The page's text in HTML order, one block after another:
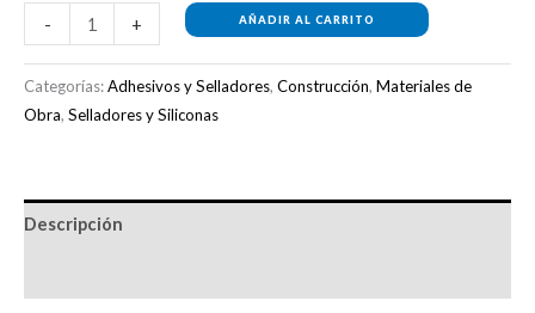
- + AÑADIR AL CARRITO
Categorías:Adhesivos y Selladores, Construcción, Materiales de
Obra, Selladores y Siliconas
Descripción